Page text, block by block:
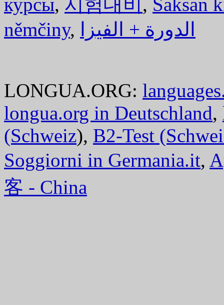
курсы, 시험대비, Saksan
němčiny, الدورة + الفيزا
LONGUA.ORG:
longua.org in Deutschland,
(Schweiz), B2-Test
Soggiorni in Germania.it,
客 - China